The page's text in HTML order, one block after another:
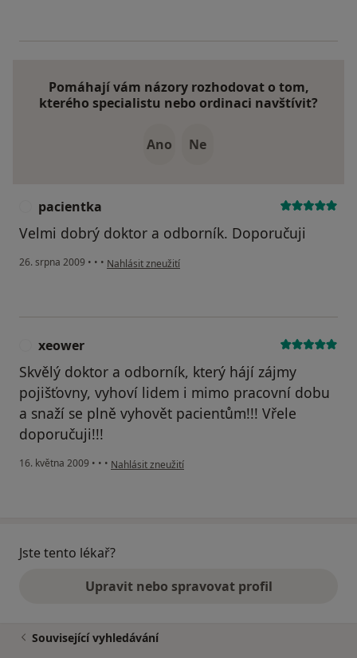
Pomáhají vám názory rozhodovat o tom,
kterého specialistu nebo ordinaci navštívit?
Ano Ne
pacientka
Velmi dobrý doktor a odborník. Doporučuji
26. srpna 2009 • • • podle názoru uživatele pacientka
Nahlásit zneužití
xeower
Skvělý doktor a odborník, který hájí zájmy
pojišťovny, vyhoví lidem i mimo pracovní dobu
a snaží se plně vyhovět pacientům!!! Vřele
doporučuji!!!
16. května 2009 • • • podle názoru uživatele xeower
Nahlásit zneužití
Jste tento lékař?
Upravit nebo spravovat profil
Související vyhledávání